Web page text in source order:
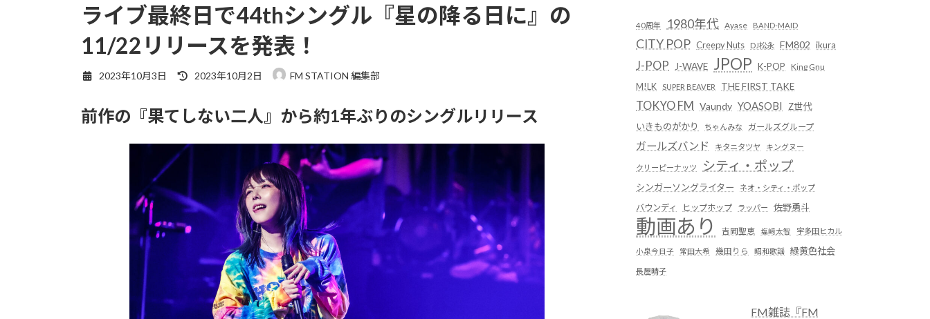
ライブ最終日で44thシングル『星の降る日に』の
11/22リリースを発表！
2023年10月3日
最
新
時
2023年10月2日 FM STATION 編集部
前作の『果てしない二人』から約1年ぶりのシングルリリース
40周年 1980年代 Ayase BAND-MAID
CITY POP Creepy Nuts DJ松永 FM802 ikura
J-POP J-WAVE JPOP K-POP
King Gnu
M!LK
SUPER BEAVER THE FIRST TAKE
TOKYO FM Vaundy YOASOBI
Z世代
いきものがかり
ちゃんみな ガールズグループ
ガールズバンド キタニタツヤ キングヌー
クリーピーナッツ シティ・ポップ
シンガーソングライター ネオ・シティ・ポップ
バウンディ ヒップホップ ラッパー 佐野勇斗
動画あり 吉岡聖恵 塩﨑太智 宇多田ヒカル
小泉今日子 常田大希 幾田りら 昭和歌謡 緑黄色社会
長屋晴子
FM雑誌『FM